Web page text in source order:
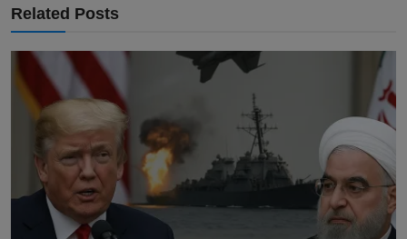
Related Posts